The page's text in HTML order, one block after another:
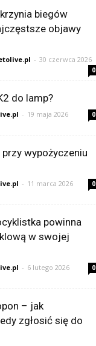
biegów
objawy
- 30 czerwca 2026
0
do lamp?
- 19 maja 2026 0
wypożyczeniu
- 11 marca 2026 0
powinna
w swojej
- 6 lutego 2026 0
– jak
zgłosić się do